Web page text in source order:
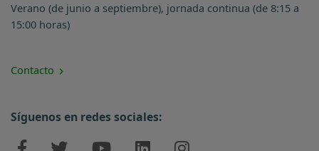
Verano (de junio a septiembre), jornada continua (de 8:15 a
15:00 horas)
Contacto
Síguenos en redes sociales: